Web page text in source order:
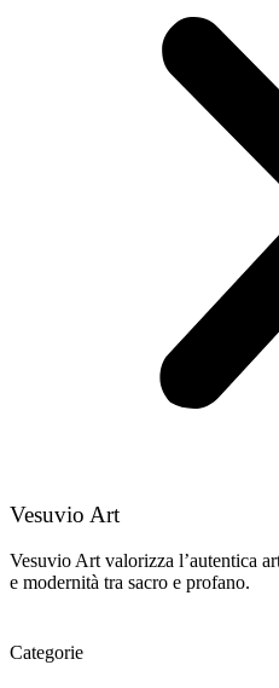
Vesuvio Art
Vesuvio Art valorizza l’autentica
e modernità tra sacro e profano.
Categorie